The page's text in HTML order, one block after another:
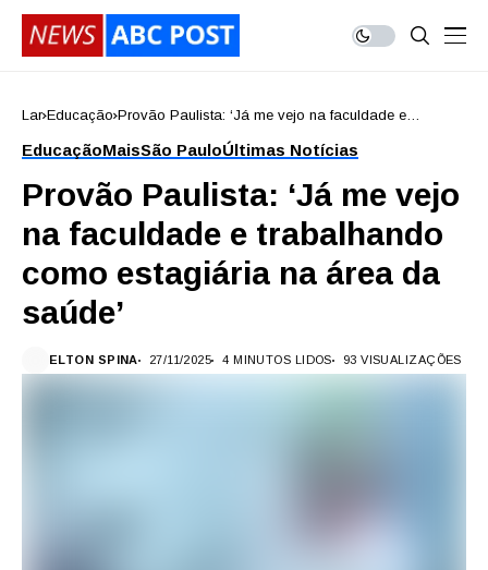
Lar Educação Provão Paulista: ‘Já me vejo na faculdade e
EducaçãoMaisSão PauloÚltimas Notícias
Provão Paulista: ‘Já me vejo
na faculdade e trabalhando
como estagiária na área da
saúde’
ELTON SPINA 27/11/2025 4 MINUTOS LIDOS 93 VISUALIZAÇÕES